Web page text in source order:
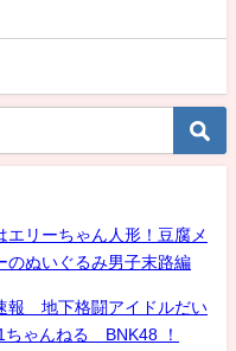
リーちゃん人形！豆腐メ
のぬいぐるみ男子末路編
報 地下格闘アイドルだい
ゃんねる BNK48 ！